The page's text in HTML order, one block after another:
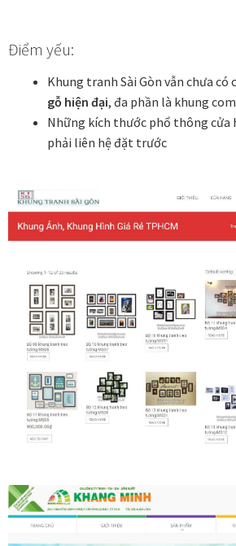
in tranh mica
Khung ảnh
Khung tranh gỗ sồi
Kim liên vạn phúc phòng thờ
Liên hệ
Mia Lifestyle
Nghệ thuật sơn mài dát vàng
Phương thức thanh toán
Điểm yếu:
Khung tranh Sài Gòn vẫn chưa có
gỗ hiện đại, đa phần là khung
Những kích thước phổ thông cửa
phải liên hệ đặt trước